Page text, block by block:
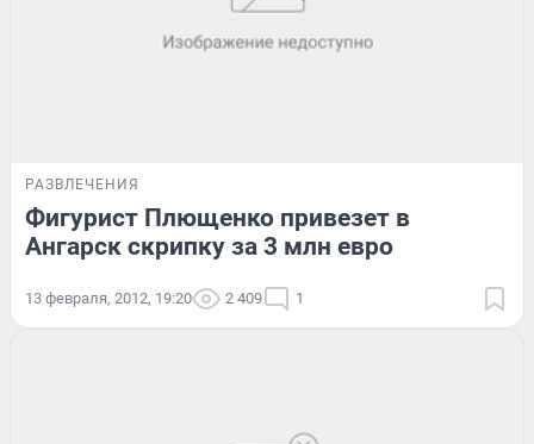
РАЗВЛЕЧЕНИЯ
Фигурист Плющенко привезет в
Ангарск скрипку за 3 млн евро
13 февраля, 2012, 19:20 2 409 1